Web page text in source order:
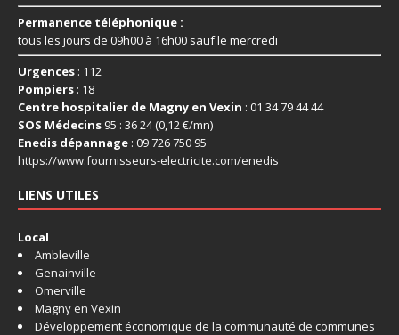
Permanence téléphonique :
tous les jours de 09h00 à 16h00 sauf le mercredi
Urgences : 112
Pompiers : 18
Centre hospitalier de Magny en Vexin : 01 34 79 44 44
SOS Médecins 95 : 36 24 (0,12 €/mn)
Enedis dépannage : 09 726 750 95
https://www.fournisseurs-electricite.com/enedis
LIENS UTILES
Local
Ambleville
Genainville
Omerville
Magny en Vexin
Développement économique de la communauté de communes